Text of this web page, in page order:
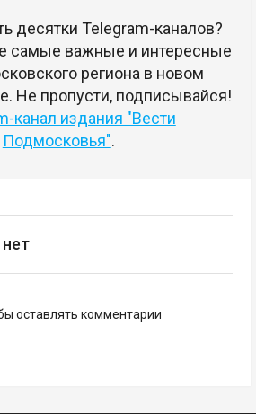
десятки Telegram-каналов?
самые важные и интересные
региона в новом
Не пропусти, подписывайся!
канал издания "Вести
Подмосковья".
оставлять комментарии